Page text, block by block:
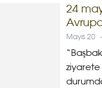
24
Mayıs 20 -
ziyarete